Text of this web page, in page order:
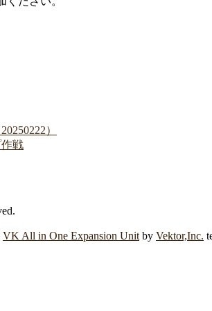
）
戦
VK All in One Expansion Unit by Vektor,Inc.